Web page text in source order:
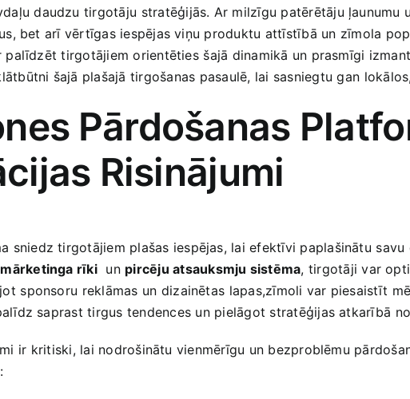
daudzu tirgotāju⁤ stratēģijās. Ar‍ milzīgu patērētāju
bet arī ‍vērtīgas iespējas viņu produktu attīstībā un⁤ zīmola‍
⁣palīdzēt tirgotājiem orientēties⁤ šajā dinamikā un prasmīgi
šajā plašajā tirgošanas⁤ pasaulē,‌ lai sasniegtu⁣ gan
Pārdošanas
Risinājumi
sniedz tirgotājiem plašas‍ iespējas, lai efektīvi paplašinātu⁤
mārketinga‌ rīki​ un pircēju atsauksmju sistēma, tirgotāji var
sponsoru ⁣reklāmas un⁣ dizainētas ⁣lapas,zīmoli var piesaistīt
saprast tirgus tendences ⁤un pielāgot stratēģijas‌ atkarībā⁤
⁤ir kritiski, lai nodrošinātu ​vienmērīgu un bezproblēmu